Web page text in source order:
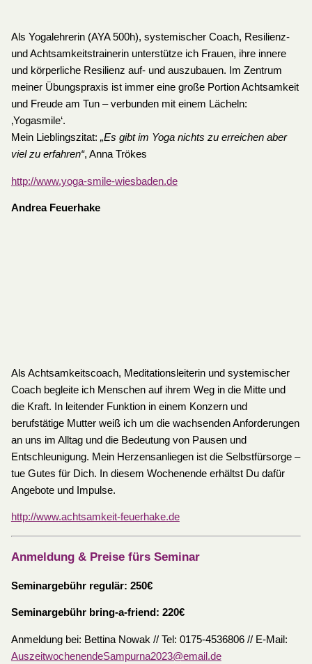
Als Yogalehrerin (AYA 500h), systemischer Coach, Resilienz-
und Achtsamkeitstrainerin unterstütze ich Frauen, ihre innere
und körperliche Resilienz auf- und auszubauen. Im Zentrum
meiner Übungspraxis ist immer eine große Portion Achtsamkeit
und Freude am Tun – verbunden mit einem Lächeln:
‚Yogasmile‘.
Mein Lieblingszitat: „Es gibt im Yoga nichts zu erreichen aber
viel zu erfahren“, Anna Trökes
http://www.yoga-smile-wiesbaden.de
Andrea Feuerhake
Als Achtsamkeitscoach, Meditationsleiterin und systemischer
Coach begleite ich Menschen auf ihrem Weg in die Mitte und
die Kraft. In leitender Funktion in einem Konzern und
berufstätige Mutter weiß ich um die wachsenden Anforderungen
an uns im Alltag und die Bedeutung von Pausen und
Entschleunigung. Mein Herzensanliegen ist die Selbstfürsorge –
tue Gutes für Dich. In diesem Wochenende erhältst Du dafür
Angebote und Impulse.
http://www.achtsamkeit-feuerhake.de
Anmeldung & Preise fürs Seminar
Seminargebühr regulär: 250€
Seminargebühr bring-a-friend: 220€
Anmeldung bei: Bettina Nowak // Tel: 0175-4536806 // E-Mail:
AuszeitwochenendeSampurna2023@email.de